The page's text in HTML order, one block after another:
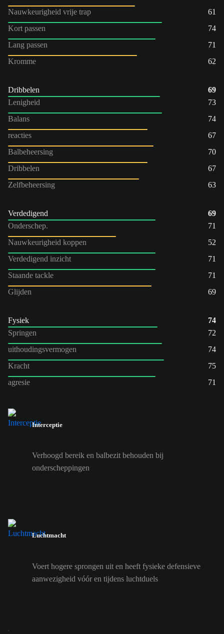
Nauwkeurigheid vrije trap
61
Kort passen
74
Lang passen
71
Kromme
62
Dribbelen
69
Lenigheid
73
Balans
74
reacties
67
Balbeheersing
70
Dribbelen
67
Zelfbeheersing
63
Verdedigend
69
Onderschep.
71
Nauwkeurigheid koppen
52
Verdedigend inzicht
71
Staande tackle
71
Glijden
69
Fysiek
74
Springen
72
uithoudingsvermogen
74
Kracht
75
agresie
71
Interceptie
Verhoogd bereik en balbezit behouden bij
onderscheppingen
Luchtmacht
Voert hogere sprongen uit en heeft fysieke defensieve
aanwezigheid vóór en tijdens luchtduels